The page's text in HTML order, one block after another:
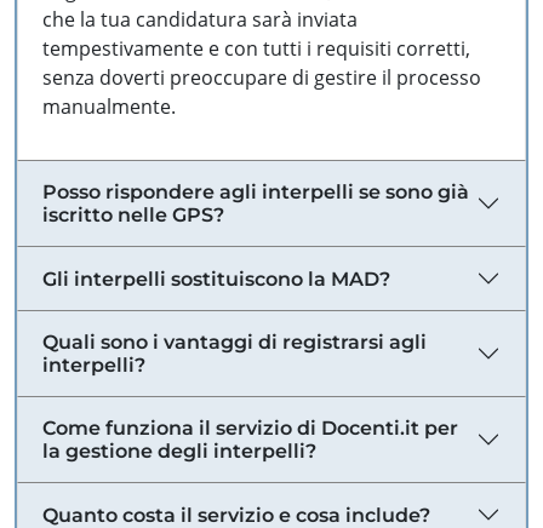
che la tua candidatura sarà inviata
tempestivamente e con tutti i requisiti corretti,
senza doverti preoccupare di gestire il processo
manualmente.
Posso rispondere agli interpelli se sono già
iscritto nelle GPS?
Gli interpelli sostituiscono la MAD?
Quali sono i vantaggi di registrarsi agli
interpelli?
Come funziona il servizio di Docenti.it per
la gestione degli interpelli?
Quanto costa il servizio e cosa include?